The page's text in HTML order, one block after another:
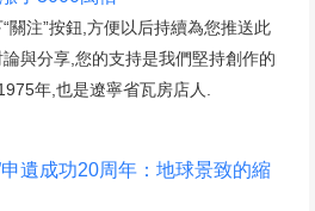
關注”按鈕,方便以后持續為您推送此
與分享,您的支持是我們堅持創作的
年,也是遼寧省瓦房店人.
申遺成功20周年：地球景致的縮